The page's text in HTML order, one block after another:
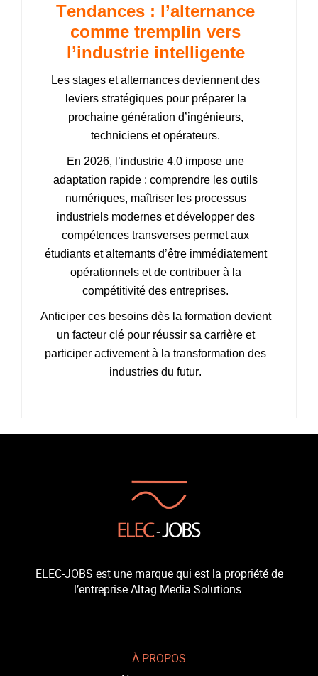
Tendances : l’alternance
comme tremplin vers
l’industrie intelligente
Les stages et alternances deviennent des
leviers stratégiques pour préparer la
prochaine génération d’ingénieurs,
techniciens et opérateurs.
En 2026, l’industrie 4.0 impose une
adaptation rapide : comprendre les outils
numériques, maîtriser les processus
industriels modernes et développer des
compétences transverses permet aux
étudiants et alternants d’être immédiatement
opérationnels et de contribuer à la
compétitivité des entreprises.
Anticiper ces besoins dès la formation devient
un facteur clé pour réussir sa carrière et
participer activement à la transformation des
industries du futur.
ELEC-JOBS est une marque qui est la propriété de
l’entreprise Altag Media Solutions.
À PROPOS